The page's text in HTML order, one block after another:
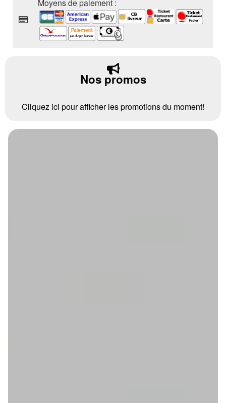
Moyens de paiement :
Nos promos
Cliquez ici pour afficher les promotions du moment!